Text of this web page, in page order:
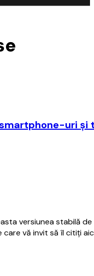
uri
versiunea stabilă
vă invit să îl citiţi